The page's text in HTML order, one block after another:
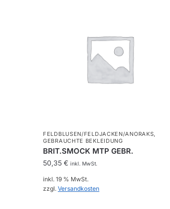
FELDBLUSEN/FELDJACKEN/ANORAKS
GEBRAUCHTE BEKLEIDUNG
BRIT.SMOCK MTP GEBR.
50,35€ inkl. MwSt.
inkl. 19 % MwSt.
zzgl.Versandkosten